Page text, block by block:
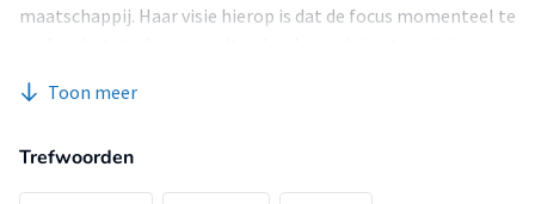
maatschappij. Haar visie hierop is dat de focus momenteel te
Toon meer
Trefwoorden